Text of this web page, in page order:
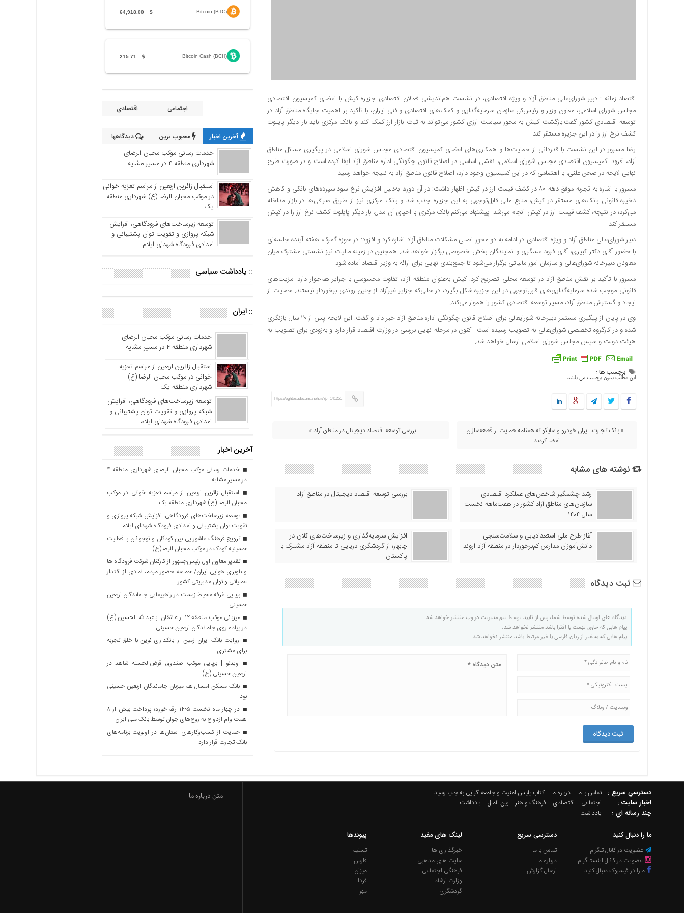
اقتصاد زمانه : دبیر شورای‌عالی مناطق آزاد و ویژه اقتصادی، در نشست هم‌اندیشی فعالان اقتصادی جزیره کیش با اعضای کمیسیون اقتصادی
مجلس شورای اسلامی، معاون وزیر و رئیس‌کل سازمان سرمایه‌گذاری و کمک‌های اقتصادی و فنی ایران، با تأکید بر اهمیت جایگاه مناطق آزاد در
توسعه اقتصادی کشور گفت:بازگشت کیش به محور سیاست ارزی کشور می‌تواند به ثبات بازار ارز کمک کند و بانک مرکزی باید بار دیگر پایلوت
کشف نرخ ارز را در این جزیره مستقر کند.
رضا مسرور در این نشست با قدردانی از حمایت‌ها و همکاری‌های اعضای کمیسیون اقتصادی مجلس شورای اسلامی در پیگیری مسائل مناطق
آزاد، افزود: کمیسیون اقتصادی مجلس شورای اسلامی، نقشی اساسی در اصلاح قانون چگونگی اداره مناطق آزاد ایفا کرده است و در صورت طرح
نهایی لایحه در صحن علنی، با اهتمامی که در این کمیسیون وجود دارد، اصلاح قانون مناطق آزاد به نتیجه خواهد رسید.
مسرور با اشاره به تجربه موفق دهه ۸۰ در کشف قیمت ارز در کیش اظهار داشت: در آن دوره، به‌دلیل افزایش نرخ سود سپرده‌های بانکی و کاهش
ذخیره قانونی بانک‌های مستقر در کیش، منابع مالی قابل‌توجهی به این جزیره جذب شد و بانک مرکزی نیز از طریق صرافی‌ها در بازار مداخله
می‌کرد؛ در نتیجه، کشف قیمت ارز در کیش انجام می‌شد. پیشنهاد می‌کنم بانک مرکزی با احیای آن مدل، بار دیگر پایلوت کشف نرخ ارز را در کیش
مستقر کند.
دبیر شورای‌عالی مناطق آزاد و ویژه اقتصادی در ادامه به دو محور اصلی مشکلات مناطق آزاد اشاره کرد و افزود: در حوزه گمرک، هفته آینده جلسه‌ای
با حضور آقای دکتر کبیری، آقای فرود عسگری و نمایندگان بخش خصوصی برگزار خواهد شد. همچنین در زمینه مالیات نیز نشستی مشترک میان
معاونان دبیرخانه شورای‌عالی و سازمان امور مالیاتی برگزار می‌شود تا جمع‌بندی نهایی برای ارائه به وزیر اقتصاد آماده شود.
مسرور با تأکید بر نقش مناطق آزاد در توسعه محلی تصریح کرد: کیش به‌عنوان منطقه آزاد، تفاوت محسوسی با جزایر هم‌جوار دارد. مزیت‌های
قانونی موجب شده سرمایه‌گذاری‌های قابل‌توجهی در این جزیره شکل بگیرد، در حالی‌که جزایر غیرآزاد از چنین روندی برخوردار نیستند. حمایت از
ایجاد و گسترش مناطق آزاد، مسیر توسعه اقتصادی کشور را هموار می‌کند.
وی در پایان از پیگیری مستمر دبیرخانه شورایعالی برای اصلاح قانون چگونگی اداره مناطق آزاد خبر داد و گفت: این لایحه پس از ۲۰ سال بازنگری
شده و در کارگروه تخصصی شورای‌عالی به تصویب رسیده است. اکنون در مرحله نهایی بررسی در وزارت اقتصاد قرار دارد و به‌زودی برای تصویب به
هیئت دولت و سپس مجلس شورای اسلامی ارسال خواهد شد.
برچسب ها :
این مطلب بدون برچسب می باشد.
https://eghtesadezamaneh.ir/?p=141251
« بانک تجارت، ایران خودرو و ساپکو تفاهمنامه حمایت از قطعه‌سازان
امضا کردند
بررسی توسعه اقتصاد دیجیتال در مناطق آزاد »
نوشته های مشابه
رشد چشمگیر شاخص‌های عملکرد اقتصادی
سازمان‌های مناطق آزاد کشور در هفت‌ماهه نخست
سال ۱۴۰۴
بررسی توسعه اقتصاد دیجیتال در مناطق آزاد
آغاز طرح ملی استعدادیابی و سلامت‌سنجی
دانش‌آموزان مدارس کم‌برخوردار در منطقه آزاد اروند
افزایش سرمایه‌گذاری و زیرساخت‌های کلان در
چابهار؛ از گردشگری دریایی تا منطقه آزاد مشترک با
پاکستان
ثبت دیدگاه
دیدگاه های ارسال شده توسط شما، پس از تایید توسط تیم مدیریت در وب منتشر خواهد شد.
پیام هایی که حاوی تهمت یا افترا باشد منتشر نخواهد شد.
پیام هایی که به غیر از زبان فارسی یا غیر مرتبط باشد منتشر نخواهد شد.
Bitcoin (BTC)
$
64,918.00
Bitcoin Cash (BCH)
$
215.71
اجتماعی اقتصادی
آخرین اخبار محبوب ترین دیدگاهها
خدمات رسانی موکب محبان الرضای
شهرداری منطقه ۴ در مسیر مشایه
استقبال زائرین اربعین از مراسم تعزیه خوانی
در موکب محبان الرضا (ع) شهرداری منطقه
یک
توسعه زیرساخت‌های فرودگاهی، افزایش
شبکه پروازی و تقویت توان پشتیبانی و
امدادی فرودگاه شهدای ایلام
:: یادداشت سیاسی
:: ایران
خدمات رسانی موکب محبان الرضای
شهرداری منطقه ۴ در مسیر مشایه
استقبال زائرین اربعین از مراسم تعزیه
خوانی در موکب محبان الرضا (ع)
شهرداری منطقه یک
توسعه زیرساخت‌های فرودگاهی، افزایش
شبکه پروازی و تقویت توان پشتیبانی و
امدادی فرودگاه شهدای ایلام
آخرین اخبار
خدمات رسانی موکب محبان الرضای شهرداری منطقه ۴
در مسیر مشایه
استقبال زائرین اربعین از مراسم تعزیه خوانی در موکب
محبان الرضا (ع) شهرداری منطقه یک
توسعه زیرساخت‌های فرودگاهی، افزایش شبکه پروازی و
تقویت توان پشتیبانی و امدادی فرودگاه شهدای ایلام
ترویج فرهنگ عاشورایی بین کودکان و نوجوانان با فعالیت
حسینیه کودک در موکب محبان الرضا(ع)
تقدیر معاون اول رئیس‌جمهور از کارکنان شرکت فرودگاه ها
و ناوبری هوایی ایران/ حماسه حضور مردم، نمادی از اقتدار
عملیاتی و توان مدیریتی کشور
برپایی غرفه محیط زیست در راهپیمایی جاماندگان اربعین
حسینی
میزبانی موکب منطقه ۱۲ از عاشقان اباعبدالله الحسین (ع)
در پیاده روی جاماندگان اربعین حسینی
روایت بانک ایران زمین از بانکداری نوین با خلق تجربه
برای مشتری
ویدئو | برپایی موکب صندوق قرض‌الحسنه شاهد در
اربعین حسینی (ع)
بانک مسکن امسال هم میزبان جاماندگان اربعین حسینی
بود
در چهار ماه نخست ۱۴۰۵ رقم خورد؛ پرداخت بیش از ۸
همت وام ازدواج به زوج‌های جوان توسط بانک ملی ایران
حمایت از کسب‌وکارهای استان‌ها در اولویت برنامه‌های
بانک تجارت قرار دارد
دسترسي سريع : تماس با ما درباره ما کتاب پلیس،امنیت و جامعه گرایی به چاپ رسید
اخبار سایت : اجتماعی اقتصادی فرهنگ و هنر بین الملل یادداشت
چند رسانه اي : یادداشت
ما را دنبال کنید
عضویت در کانال تلگرام
عضویت در کانال اینستاگرام
مارا در فیسبوک دنبال کنید
دسترسی سریع
تماس با ما
درباره ما
ارسال گزارش
لینک های مفید
خبرگذاری ها
سایت های مذهبی
فرهنگی اجتماعی
وزارت ارشاد
گردشگری
پیوندها
تسنیم
فارس
میزان
فردا
مهر
متن درباره ما